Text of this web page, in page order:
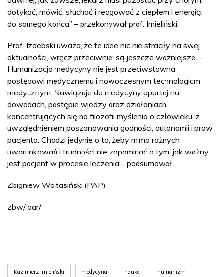
dotykać, mówić, słuchać i reagować z ciepłem i energią,
do samego końca” – przekonywał prof. Imieliński.
Prof. Izdebski uważa, że te idee nic nie straciły na swej
aktualności, wręcz przeciwnie: są jeszcze ważniejsze. –
Humanizacja medycyny nie jest przeciwstawna
postępowi medycznemu i nowoczesnym technologiom
medycznym. Nawiązuje do medycyny opartej na
dowodach, postępie wiedzy oraz działaniach
koncentrujących się na filozofii myślenia o człowieku, z
uwzględnieniem poszanowania godności, autonomii i praw
pacjenta. Chodzi jedynie o to, żeby mimo rożnych
uwarunkowań i trudności nie zapominać o tym, jak ważny
jest pacjent w procesie leczenia - podsumował.
Zbigniew Wojtasiński (PAP)
zbw/ bar/
Kazimierz Imieliński medycyna nauka humanizm